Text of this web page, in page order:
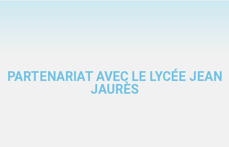
PARTENARIAT AVEC LE LYCÉE JEAN
JAURÈS